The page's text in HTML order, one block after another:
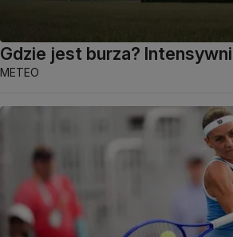
Gdzie jest burza?
METEO